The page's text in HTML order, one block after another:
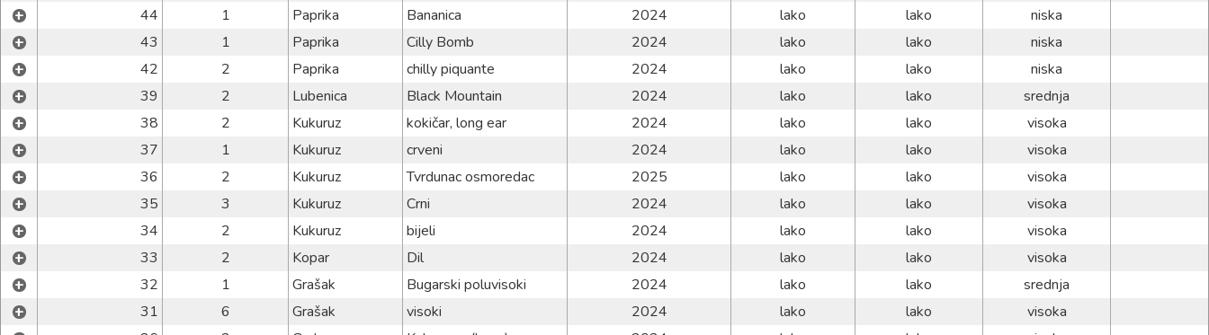
+ 44 1 Paprika Bananica 2024 lako lako niska
+ 43 1 Paprika Cilly Bomb 2024 lako lako niska
+ 42 2 Paprika chilly piquante 2024 lako lako niska
+ 39 2 Lubenica Black Mountain 2024 lako lako srednja
+ 38 2 Kukuruz kokičar, long ear 2024 lako lako visoka
+ 37 1 Kukuruz crveni 2024 lako lako visoka
+ 36 2 Kukuruz Tvrdunac osmoredac 2025 lako lako visoka
+ 35 3 Kukuruz Crni 2024 lako lako visoka
+ 34 2 Kukuruz bijeli 2024 lako lako visoka
+ 33 2 Kopar Dil 2024 lako lako visoka
+ 32 1 Grašak Bugarski poluvisoki 2024 lako lako srednja
+ 31 6 Grašak visoki 2024 lako lako visoka